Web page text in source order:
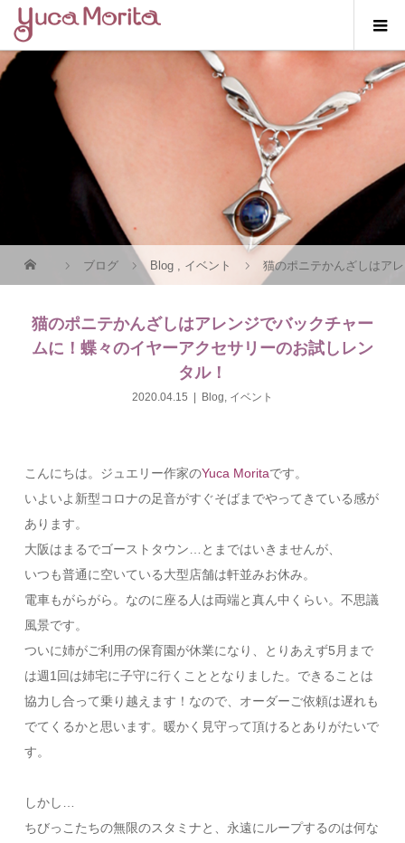
ブログ Blog , イベント 猫のポニテかんざしはア
猫のポニテかんざしはアレンジでバックチャー
ムに！蝶々のイヤーアクセサリーのお試しレン
タル！
2020.04.15 Blog, イベント
こんにちは。ジュエリー作家のYuca Moritaです。
いよいよ新型コロナの足音がすぐそばまでやってきている感が
あります。
大阪はまるでゴーストタウン…とまではいきませんが、
いつも普通に空いている大型店舗は軒並みお休み。
電車もがらがら。なのに座る人は両端と真ん中くらい。不思議
風景です。
ついに姉がご利用の保育園が休業になり、とりあえず5月まで
は週1回は姉宅に子守に行くこととなりました。できることは
協力し合って乗り越えます！なので、オーダーご依頼は遅れも
でてくるかと思います。暖かく見守って頂けるとありがたいで
す。
しかし…
ちびっこたちの無限のスタミナと、永遠にループするのは何な